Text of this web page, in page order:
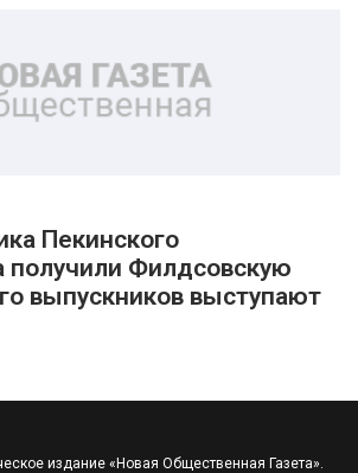
Пекинского
получили Филдсовскую
выпускников выступают
издание «Новая Общественная Газета».